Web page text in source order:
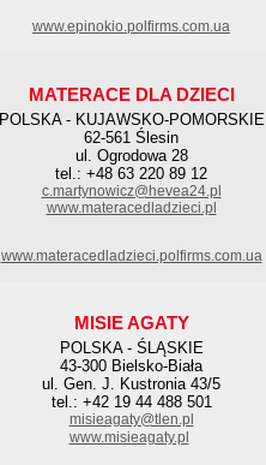
www.epinokio.polfirms.com.ua
MATERACE DLA DZIECI
POLSKA - KUJAWSKO-POMORSKIE
62-561 Ślesin
ul. Ogrodowa 28
tel.: +48 63 220 89 12
c.martynowicz@hevea24.pl
www.materacedladzieci.pl
www.materacedladzieci.polfirms.com.ua
MISIE AGATY
POLSKA - ŚLĄSKIE
43-300 Bielsko-Biała
ul. Gen. J. Kustronia 43/5
tel.: +42 19 44 488 501
misieagaty@tlen.pl
www.misieagaty.pl